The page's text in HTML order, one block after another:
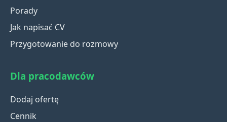
Porady
Jak napisać CV
Przygotowanie do rozmowy
Dla pracodawców
Dodaj ofertę
Cennik